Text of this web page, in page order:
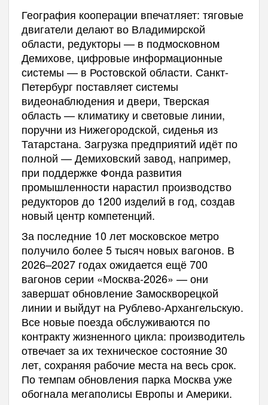
География кооперации впечатляет: тяговые
двигатели делают во Владимирской
области, редукторы — в подмосковном
Демихове, цифровые информационные
системы — в Ростовской области. Санкт-
Петербург поставляет системы
видеонаблюдения и двери, Тверская
область — климатику и световые линии,
поручни из Нижегородской, сиденья из
Татарстана. Загрузка предприятий идёт по
полной — Демиховский завод, например,
при поддержке Фонда развития
промышленности нарастил производство
редукторов до 1200 изделий в год, создав
новый центр компетенций.
За последние 10 лет московское метро
получило более 5 тысяч новых вагонов. В
2026–2027 годах ожидается ещё 700
вагонов серии «Москва-2026» — они
завершат обновление Замоскворецкой
линии и выйдут на Рублево-Архангельскую.
Все новые поезда обслуживаются по
контракту жизненного цикла: производитель
отвечает за их техническое состояние 30
лет, сохраняя рабочие места на весь срок.
По темпам обновления парка Москва уже
обогнала мегаполисы Европы и Америки.